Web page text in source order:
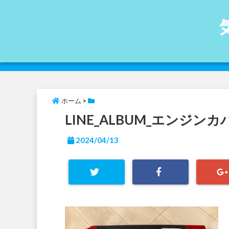
ホーム >
LINE_ALBUM_エンジンカ
2024/04/13